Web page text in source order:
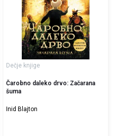
Dečje knjige
Čarobno daleko drvo: Začarana
šuma
Inid Blajton